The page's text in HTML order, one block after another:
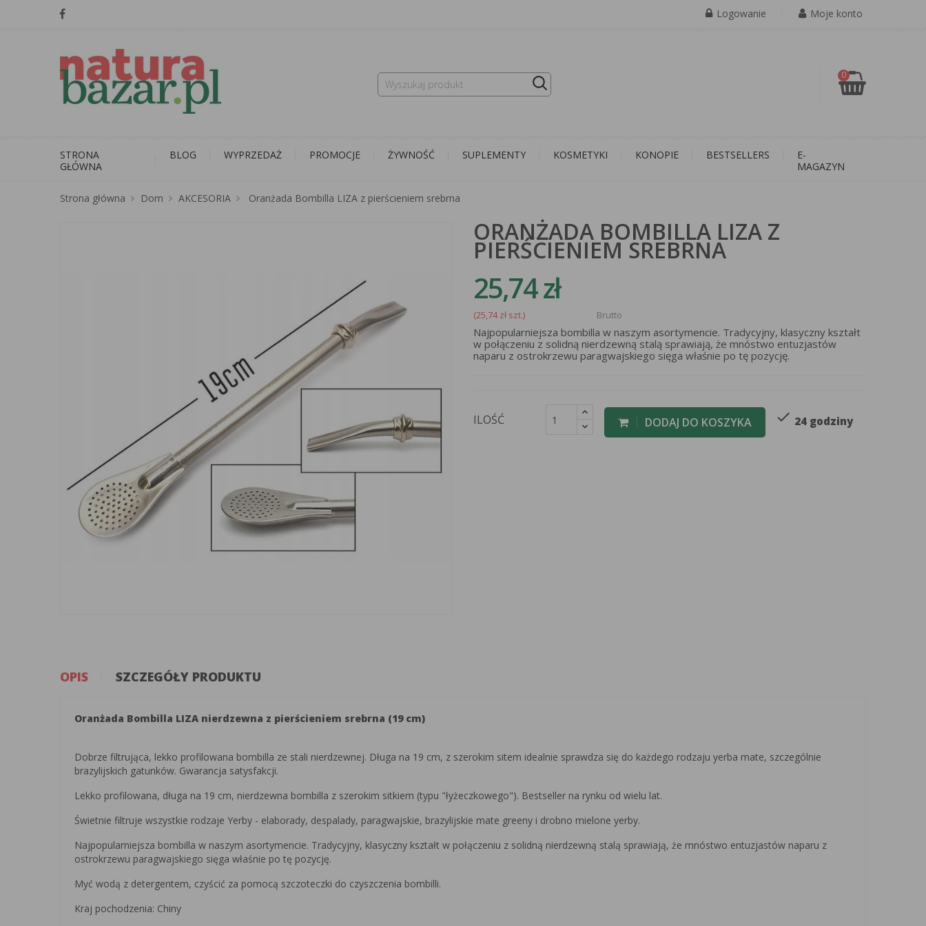
Logowanie Moje konto
0
STRONA
GŁÓWNA
BLOG WYPRZEDAŻ PROMOCJE ŻYWNOŚĆ SUPLEMENTY KOSMETYKI KONOPIE BESTSELLERS
E-
MAGAZYN
Strona główna Dom AKCESORIA Oranżada Bombilla LIZA z pierścieniem srebrna
ORANŻADA BOMBILLA LIZA Z
PIERŚCIENIEM SREBRNA
25,74 zł
(25,74 zł szt.) Brutto
Najpopularniejsza bombilla w naszym asortymencie. Tradycyjny, klasyczny kształt
w połączeniu z solidną nierdzewną stalą sprawiają, że mnóstwo entuzjastów
naparu z ostrokrzewu paragwajskiego sięga właśnie po tę pozycję.
ILOŚĆ DODAJ DO KOSZYKA check 24 godziny
OPIS SZCZEGÓŁY PRODUKTU
Oranżada Bombilla LIZA nierdzewna z pierścieniem srebrna (19 cm)
Dobrze filtrująca, lekko profilowana bombilla ze stali nierdzewnej. Długa na 19 cm, z szerokim sitem idealnie sprawdza się do każdego rodzaju yerba mate, szczególnie
brazylijskich gatunków. Gwarancja satysfakcji.
Lekko profilowana, długa na 19 cm, nierdzewna bombilla z szerokim sitkiem (typu "łyżeczkowego"). Bestseller na rynku od wielu lat.
Świetnie filtruje wszystkie rodzaje Yerby - elaborady, despalady, paragwajskie, brazylijskie mate greeny i drobno mielone yerby.
Najpopularniejsza bombilla w naszym asortymencie. Tradycyjny, klasyczny kształt w połączeniu z solidną nierdzewną stalą sprawiają, że mnóstwo entuzjastów naparu z
ostrokrzewu paragwajskiego sięga właśnie po tę pozycję.
Myć wodą z detergentem, czyścić za pomocą szczoteczki do czyszczenia bombilli.
Kraj pochodzenia: Chiny